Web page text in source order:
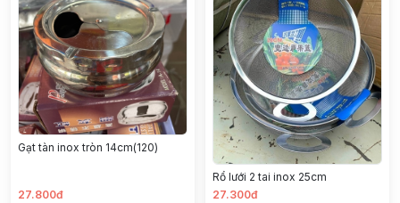
Gạt tàn inox tròn 14cm(120)
27.800đ
Rổ lưới 2 tai inox 25cm
27.300đ